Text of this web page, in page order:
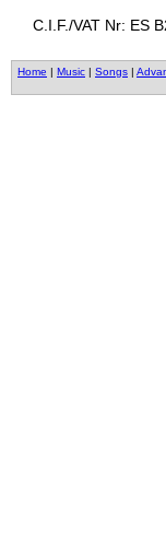
C.I.F./VAT Nr: ES
Home | Music | Songs |